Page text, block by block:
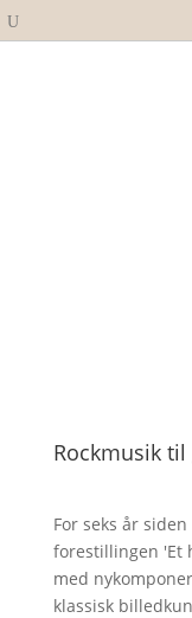
Rockmusik
For seks år
forestillingen 'Et
med
klassisk